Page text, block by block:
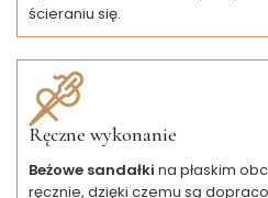
ścieraniu się.
Ręczne wykonanie
Beżowe sandałki na płaskim
ręcznie, dzięki czemu są